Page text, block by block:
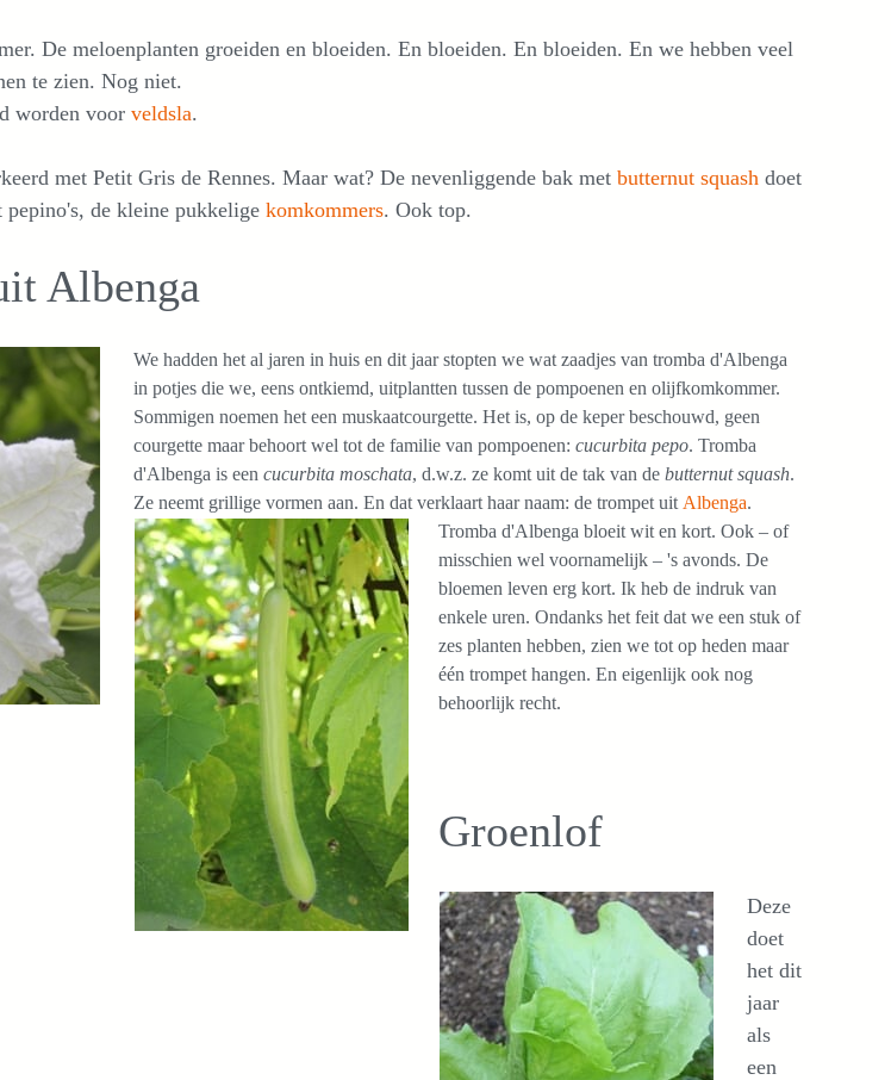
De meloenplanten groeiden en bloeiden. En bloeiden. En bloeiden. En we hebben veel
te zien. Nog niet.
worden voor veldsla.
met Petit Gris de Rennes. Maar wat? De nevenliggende bak met butternut squash doet
pepino's, de kleine pukkelige komkommers. Ook top.
Albenga
We hadden het al jaren in huis en dit jaar stopten we wat zaadjes van tromba d'Albenga
in potjes die we, eens ontkiemd, uitplantten tussen de pompoenen en olijfkomkommer.
Sommigen noemen het een muskaatcourgette. Het is, op de keper beschouwd, geen
courgette maar behoort wel tot de familie van pompoenen: cucurbita pepo. Tromba
d'Albenga is een cucurbita moschata, d.w.z. ze komt uit de tak van de butternut squash.
Ze neemt grillige vormen aan. En dat verklaart haar naam: de trompet uit Albenga.
Tromba d'Albenga bloeit wit en kort. Ook – of
misschien wel voornamelijk – 's avonds. De
bloemen leven erg kort. Ik heb de indruk van
enkele uren. Ondanks het feit dat we een stuk of
zes planten hebben, zien we tot op heden maar
één trompet hangen. En eigenlijk ook nog
behoorlijk recht.
Groenlof
Deze
doet
het dit
jaar
als
een